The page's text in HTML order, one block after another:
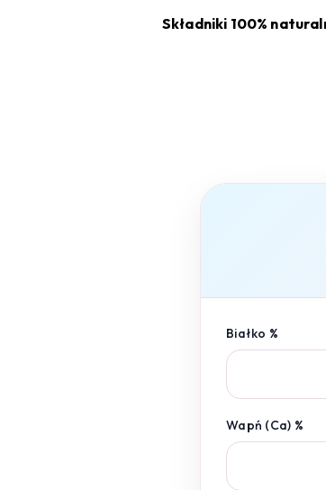
Składniki 100%
Białko %
Wapń (Ca) %